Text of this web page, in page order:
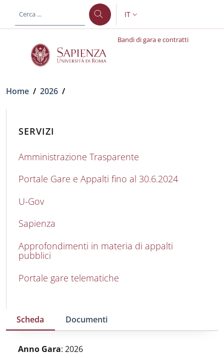
al contenuto principale
SELETTORE LINGUA:
IT
Bandi di gara e contratti
Briciole di pane
Home / 2026 /
SERVIZI
Amministrazione Trasparente
Portale Gare e Appalti fino al 30.6.2024
U-Gov
Sapienza
Approfondimenti in materia di appalti
pubblici
Portale gare telematiche
Scheda Documenti
Anno Gara: 2026